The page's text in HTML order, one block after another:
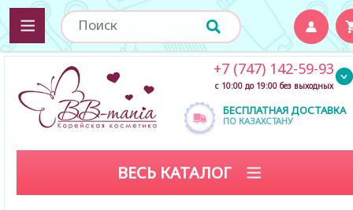
БЕСПЛАТНАЯ ДОСТАВКА
ПО КАЗАХСТАНУ
+7 (747) 142-59-93
с 10:00 до 19:00 без выходных
ВЕСЬ КАТАЛОГ